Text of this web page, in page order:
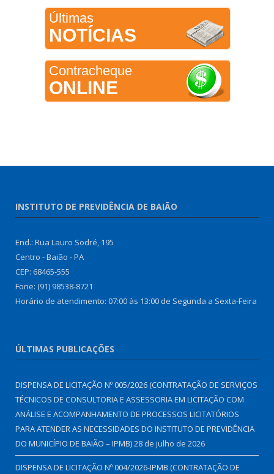
Últimas
NOTÍCIAS
Contracheque
ONLINE
INSTITUTO DE PREVIDÊNCIA DE BAIÃO
End.: Rua Lauro Sodré, 195
Centro - Baião - PA
CEP: 68465-555
Fone: (91) 98538-8721
Horário de atendimento: 07:00 às 13:00 de Segunda a Sexta-Feira
ÚLTIMAS PUBLICAÇÕES
DISPENSA DE LICITAÇÃO Nº 005/2026 (CONTRATAÇÃO DE SERVIÇOS
TÉCNICOS DE CONSULTORIA E ASSESSORIA EM LICITAÇÃO COM
ANÁLISE E ACOMPANHAMENTO DE PROCESSOS LICITATÓRIOS
PARA ATENDER AS NECESSIDADES DO INSTITUTO DE PREVIDÊNCIA
DO MUNICÍPIO DE BAIÃO – IPMB)28 de julho de 2026
DISPENSA DE LICITAÇÃO Nº 004/2026-IPMB (CONTRATAÇÃO DE